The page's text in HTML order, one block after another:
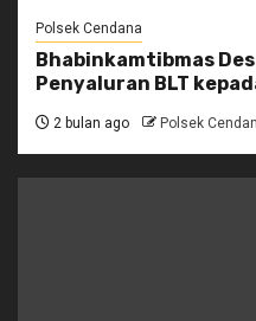
Polsek Cendana
Bhabinkamtibmas
Penyaluran BLT
2 bulan ago Polsek